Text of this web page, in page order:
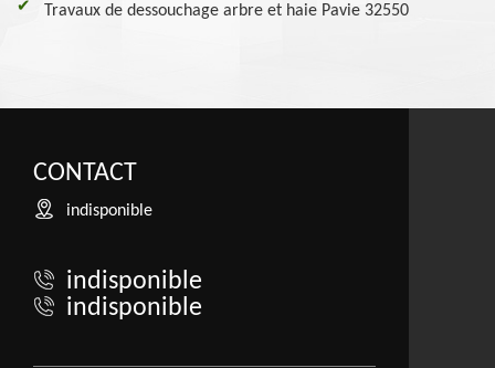
Travaux de dessouchage arbre et haie Pavie 32550
CONTACT
indisponible
indisponible
indisponible